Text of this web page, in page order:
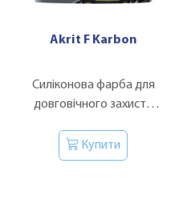
Akrit F Karbon
Силіконова фарба для
довговічного захисту
Купити